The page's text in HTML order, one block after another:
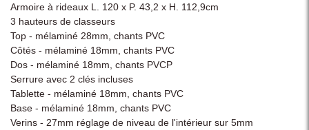
Armoire à rideaux L. 120 x P. 43,2 x H. 112,9cm
3 hauteurs de classeurs
Top - mélaminé 28mm, chants PVC
Côtés - mélaminé 18mm, chants PVC
Dos - mélaminé 18mm, chants PVCP
Serrure avec 2 clés incluses
Tablette - mélaminé 18mm, chants PVC
Base - mélaminé 18mm, chants PVC
Verins - 27mm réglage de niveau de l'intérieur sur 5mm